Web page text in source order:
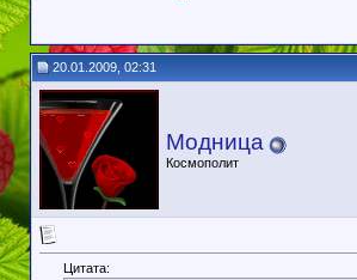
20.01.2009, 02:31
Модница
Космополит
Цитата: